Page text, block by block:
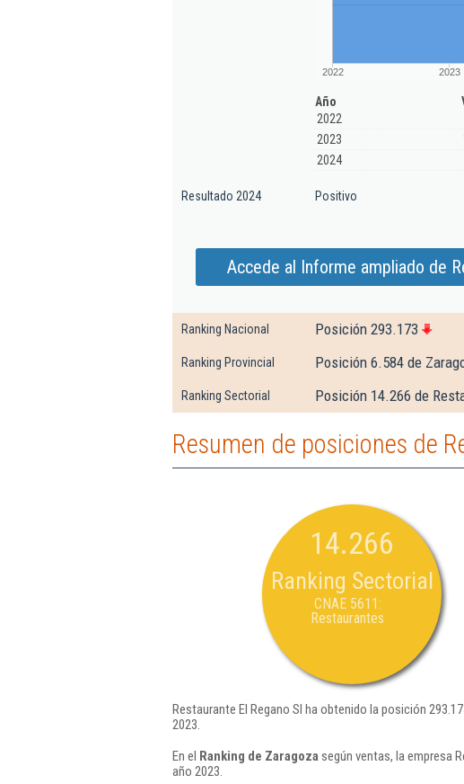
2022 2023
Año
2022
2023
2024
Resultado 2024 Positivo
Accede al Informe ampliado de
Ranking Nacional Posición 293.173
Ranking Provincial Posición 6.584 de
Ranking Sectorial Posición 14.266 de
Resumen de posiciones de
14.266
Ranking Sectorial
CNAE 5611:
Restaurantes
Restaurante El Regano Sl ha obtenido la posición
2023.
En el Ranking de Zaragoza según ventas, la empresa
año 2023.